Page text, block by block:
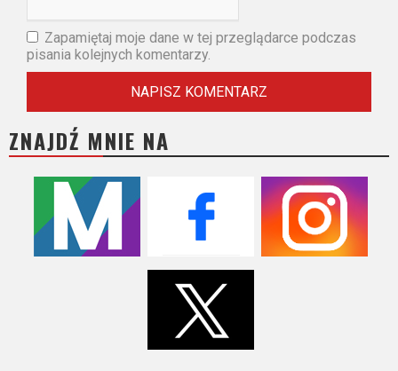
Zapamiętaj moje dane w tej przeglądarce podczas
pisania kolejnych komentarzy.
ZNAJDŹ MNIE NA